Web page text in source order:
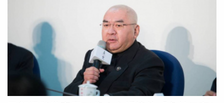
他在劇中除了「戰損造型」令人驚豔，更在情感濃烈的哭戲
中，展現極具張力的演技轉變。而女主角「蔡昭」則由備受
矚目的新銳小花「包上恩」飾演，原著中蔡昭雖實力不凡，
卻是個只想「吃飽喝足」的佛系女俠。包上恩在劇中的造型
清冷且英氣十足，被大批網友盛讚「美得毫無死角，深具
武俠風韻」。《江湖夜雨十年燈》是兩位主角首次合作，
包上恩在訪問中提到合作前有看過周翊然的作品，覺得他是
個很有氛圍感的「溫柔學長」；合作後發現他其實可能性非